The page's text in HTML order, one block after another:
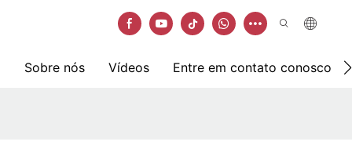
Sobre nós Vídeos Entre em contato conosco